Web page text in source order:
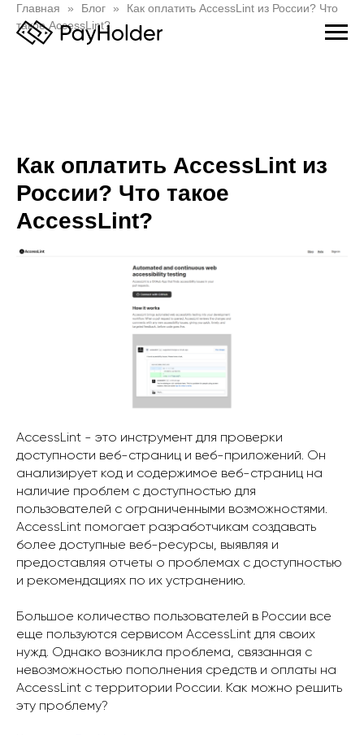
Главная Блог
Как оплатить AccessLint из России? Что
такое AccessLint?
Как оплатить AccessLint из
России? Что такое
AccessLint?
AccessLint - это инструмент для проверки
доступности веб-страниц и веб-приложений. Он
анализирует код и содержимое веб-страниц на
наличие проблем с доступностью для
пользователей с ограниченными возможностями.
AccessLint помогает разработчикам создавать
более доступные веб-ресурсы, выявляя и
предоставляя отчеты о проблемах с доступностью
и рекомендациях по их устранению.
Большое количество пользователей в России все
еще пользуются сервисом AccessLint для своих
нужд. Однако возникла проблема, связанная с
невозможностью пополнения средств и оплаты на
AccessLint с территории России. Как можно решить
эту проблему?